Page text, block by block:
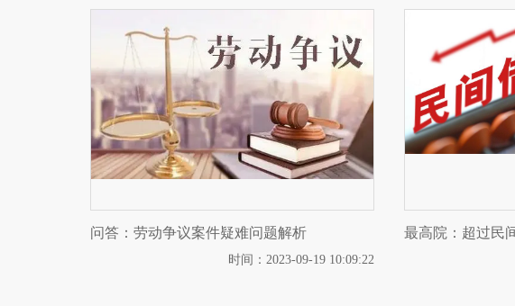
问答：劳动争议案件疑难问题解析
时间：2023-09-19 10:09:22